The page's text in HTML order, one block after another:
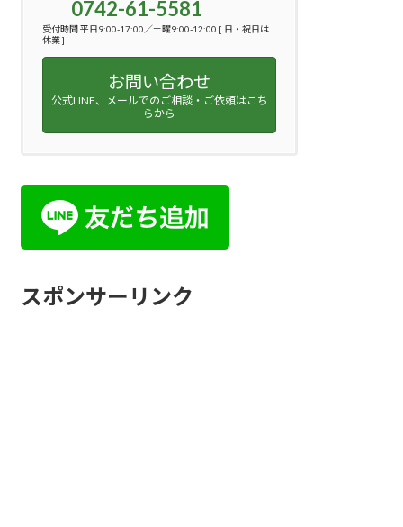
0742-61-5581
受付時間 平日9:00-17:00／土曜9:00-12:00 [ 日・祝日は
休業 ]
お問い合わせ
公式LINE、メールでのご相談・ご依頼はこち
らから
スポンサーリンク